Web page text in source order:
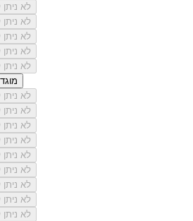
לא ניתן
לא ניתן
לא ניתן
לא ניתן
לא ניתן
לא ניתן
לא ניתן
לא ניתן
לא ניתן
לא ניתן
לא ניתן
לא ניתן
לא ניתן
לא ניתן